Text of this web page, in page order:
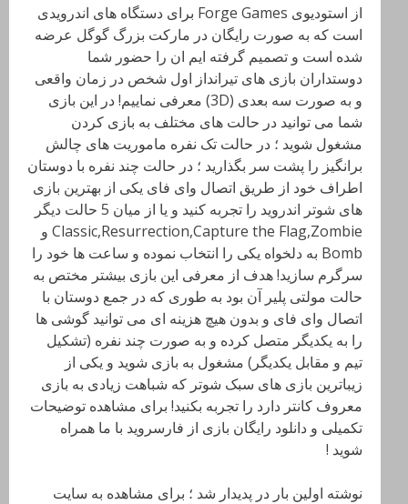
از استودیوی Forge Games برای دستگاه های اندرویدی
است که به صورت رایگان در مارکت بزرگ گوگل عرضه
شده است و تصمیم گرفته ایم ان را حضور شما
دوستداران بازی های تیرانداز اول شخص در زمان واقعی
و به صورت سه بعدی (3D) معرفی نماییم! در این بازی
شما می توانید در حالت های مختلف به بازی کردن
مشغول شوید ؛ در حالت تک نفره ماموریت های چالش
برانگیز را پشت سر بگذارید ؛ در حالت چند نفره با دوستان
اطراف خود از طریق اتصال وای فای یکی از بهترین بازی
های شوتر اندروید را تجربه کنید و یا از میان 5 حالت دیگر
Classic,Resurrection,Capture the Flag,Zombie و
Bomb به دلخواه یکی را انتخاب نموده و ساعت ها خود را
سرگرم سازید! هدف از معرفی این بازی بیشتر مختص به
حالت مولتی پلیر آن بود به طوری که در جمع دوستان با
اتصال وای فای و بدون هیچ هزینه ای می توانید گوشی ها
را به یکدیگر متصل کرده و به صورت چند نفره (تشکیل
تیم و مقابل یکدیگر) مشغول به بازی شوید و یکی از
زیباترین بازی های سبک شوتر که شباهت زیادی به بازی
معروف کانتر دارد را تجربه بکنید! برای مشاهده توضیحات
تکمیلی و دانلود رایگان بازی از فارسروید با ما همراه
شوید !
نوشته اولین بار در پدیدار شد ؛ برای مشاهده به سایت